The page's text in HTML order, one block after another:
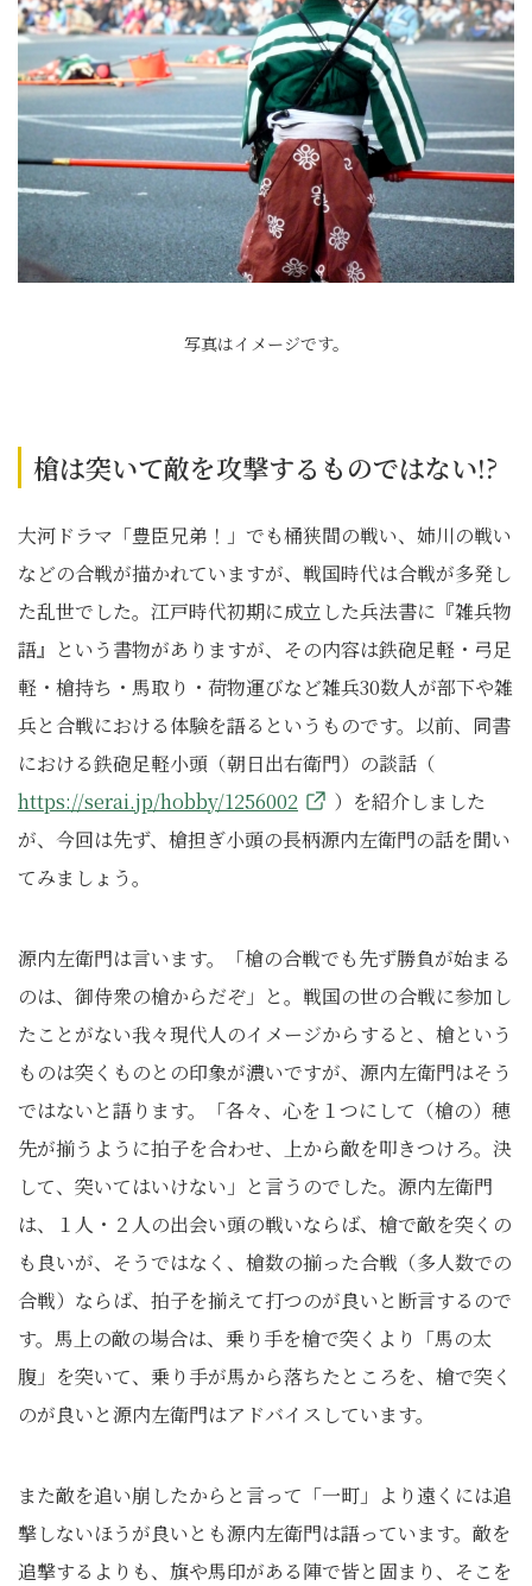
写真はイメージです。
槍は突いて敵を攻撃するものではない!?
大河ドラマ「豊臣兄弟！」でも桶狭間の戦い、姉川の戦い
などの合戦が描かれていますが、戦国時代は合戦が多発し
た乱世でした。江戸時代初期に成立した兵法書に『雑兵物
語』という書物がありますが、その内容は鉄砲足軽・弓足
軽・槍持ち・馬取り・荷物運びなど雑兵30数人が部下や雑
兵と合戦における体験を語るというものです。以前、同書
における鉄砲足軽小頭（朝日出右衛門）の談話（
https://serai.jp/hobby/1256002
）を紹介しました
が、今回は先ず、槍担ぎ小頭の長柄源内左衛門の話を聞い
てみましょう。
源内左衛門は言います。「槍の合戦でも先ず勝負が始まる
のは、御侍衆の槍からだぞ」と。戦国の世の合戦に参加し
たことがない我々現代人のイメージからすると、槍という
ものは突くものとの印象が濃いですが、源内左衛門はそう
ではないと語ります。「各々、心を１つにして（槍の）穂
先が揃うように拍子を合わせ、上から敵を叩きつけろ。決
して、突いてはいけない」と言うのでした。源内左衛門
は、１人・２人の出会い頭の戦いならば、槍で敵を突くの
も良いが、そうではなく、槍数の揃った合戦（多人数での
合戦）ならば、拍子を揃えて打つのが良いと断言するので
す。馬上の敵の場合は、乗り手を槍で突くより「馬の太
腹」を突いて、乗り手が馬から落ちたところを、槍で突く
のが良いと源内左衛門はアドバイスしています。
また敵を追い崩したからと言って「一町」より遠くには追
撃しないほうが良いとも源内左衛門は語っています。敵を
追撃するよりも、旗や馬印がある陣で皆と固まり、そこを